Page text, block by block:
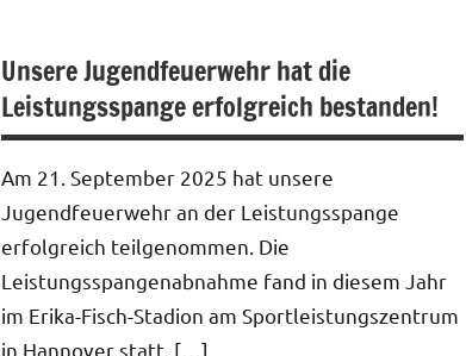
Unsere Jugendfeuerwehr hat die
Leistungsspange erfolgreich bestanden!
Am 21. September 2025 hat unsere
Jugendfeuerwehr an der Leistungsspange
erfolgreich teilgenommen. Die
Leistungsspangenabnahme fand in diesem Jahr
im Erika-Fisch-Stadion am Sportleistungszentrum
in Hannover statt. […]